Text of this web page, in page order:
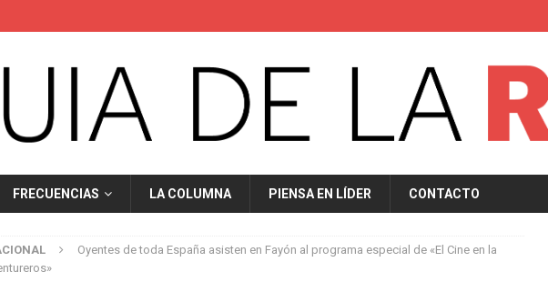
FRECUENCIAS LA COLUMNA PIENSA EN LÍDER CONTACTO
Oyentes de toda España asisten en Fayón al programa especial de «El Cine en la